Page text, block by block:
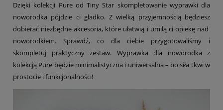
Dzięki kolekcji Pure od Tiny Star skompletowanie wyprawki dla
noworodka pójdzie ci gładko. Z wielką przyjemnością będziesz
dobierać niezbędne akcesoria, które ułatwią i umilą ci opiekę nad
noworodkiem. Sprawdź, co dla ciebie przygotowaliśmy i
skompletuj praktyczny zestaw. Wyprawka dla noworodka z
kolekcją Pure będzie minimalistyczna i uniwersalna – bo siła tkwi w
prostocie i funkcjonalności!